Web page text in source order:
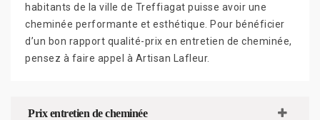
habitants de la ville de Treffiagat puisse avoir une
cheminée performante et esthétique. Pour bénéficier
d’un bon rapport qualité-prix en entretien de cheminée,
pensez à faire appel à Artisan Lafleur.
Prix entretien de cheminée